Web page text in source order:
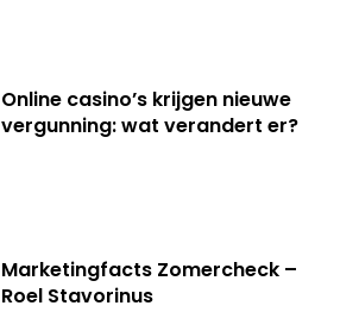
Online casino’s krijgen nieuwe
vergunning: wat verandert er?
Marketingfacts Zomercheck –
Roel Stavorinus